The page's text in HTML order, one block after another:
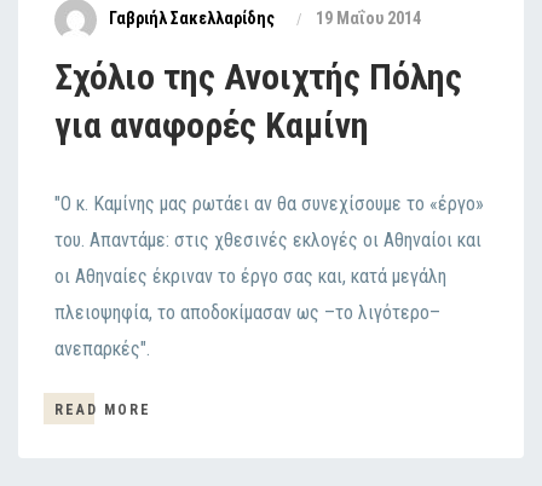
Γαβριήλ Σακελλαρίδης 19 Μαΐου 2014
Σχόλιο της Ανοιχτής Πόλης
για αναφορές Καμίνη
"Ο κ. Καμίνης μας ρωτάει αν θα συνεχίσουμε το «έργο»
του. Απαντάμε: στις χθεσινές εκλογές οι Αθηναίοι και
οι Αθηναίες έκριναν το έργο σας και, κατά μεγάλη
πλειοψηφία, το αποδοκίμασαν ως –το λιγότερο–
ανεπαρκές".
READ MORE